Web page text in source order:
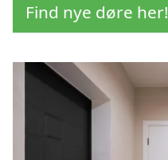
Find nye døre her!